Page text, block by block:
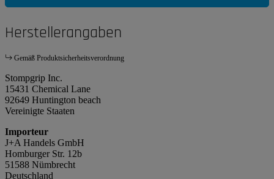
Herstellerangaben
Gemäß Produktsicherheitsverordnung
Stompgrip Inc.
15431 Chemical Lane
92649 Huntington beach
Vereinigte Staaten
Importeur
J+A Handels GmbH
Homburger Str. 12b
51588 Nümbrecht
Deutschland